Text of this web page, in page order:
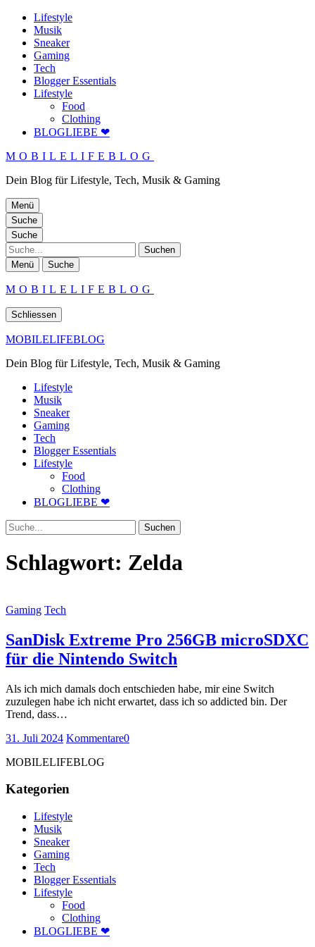
Lifestyle
Musik
Sneaker
Gaming
Tech
Blogger Essentials
Lifestyle
Food
Clothing
BLOGLIEBE ❤
MOBILELIFEBLOG
Dein Blog für Lifestyle, Tech, Musik & Gaming
Menü
Suche
Suche
Suche
Menü Suche
MOBILELIFEBLOG
Schliessen
MOBILELIFEBLOG
Dein Blog für Lifestyle, Tech, Musik & Gaming
Lifestyle
Musik
Sneaker
Gaming
Tech
Blogger Essentials
Lifestyle
Food
Clothing
BLOGLIEBE ❤
Suche
Schlagwort: Zelda
Gaming Tech
SanDisk Extreme Pro 256GB microSDXC
für die Nintendo Switch
Als ich mich damals doch entschieden habe, mir eine Switch
zuzulegen habe ich nicht erwartet, dass ich so addicted bin. Der
Trend, dass…
31. Juli 2024 Kommentare0
MOBILELIFEBLOG
Kategorien
Lifestyle
Musik
Sneaker
Gaming
Tech
Blogger Essentials
Lifestyle
Food
Clothing
BLOGLIEBE ❤